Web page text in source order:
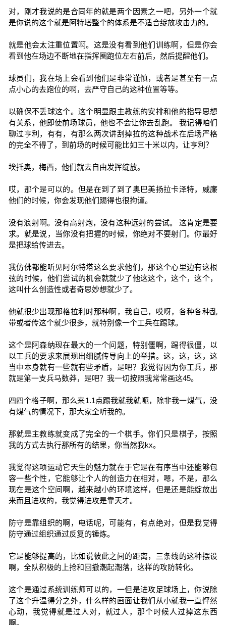
对，刚才我说的是合同年的就是两个因素之一吧，另外一个就
是你说的这个就是阿特塔整个的体系是不适合绽放攻击力的。
就是他会太注重位置啊。这是没有看到他们训练啊，但是你会
看到他在场边不断地在指挥圈跑位左右前后，然后提醒他们。
球员们，我在场上会看到他们是非常谨慎，或者是甚至有一点
点小心的去跑位的啊，去严守自己的这种位置等等。
以确保不丢球这个。这个明显跟主教练的安排和他的指导思想
有关系，他即使前场球员，他也不会让你去乱跑。 我记得咱们
聊过亨利，有有，有那么两次讲刮掉拉的这种战术在后场严格
的完全不得了，到前场的时候可能比如三十米以内，让亨利？
埃托奥，梅西，他们就去自由发挥绽放。
哎，那个是可以的。但是在到了到了奥巴美扬拉卡泽特，威廉
他们的时候，你会发现他们踢得也很拘谨。
没有浪射啊。没有高射炮，没有这种远射的尝试。 这肯定是要
求。就是说，当你没有把握的时候，你绝对不要射门。你最好
是把球给传进去。
我仿佛都能听见阿尔特塔这么要求他们，那这个心里边有这根
弦的时候，他们尝试的机会就就少了他这这个，这个，这个，
这叫什么创造性或者奇思妙想就少了。
他就很少出现那格拉利时那种啊，我自己，哎呀，各种各种乱
带或者传这个就少很多，就特别像一个工兵在踢球。
这个是阿森纳现在最大的一个问题，特别僵啊，踢得很僵，以
以工兵的要求来展现出细腻传导向上的举措。这，这，这，这
当中本身就有一些就有些矛盾，是吧？我觉得因为你工兵，那
就是第一支兵马数莽，是吧？我一切按照我常常画这45。
四四个格子啊，那么来1.1点踢我就我就呃，除非我一煤气，没
有煤气的情况下，那大家全听我的。
那就是主教练就变成了完全的一个棋手。你们只是棋子，按照
我的方式去执行那所有的结果，你当然我kx。
我觉得这项运动它天生的魅力就在于它是在有序当中还能够包
容一些个性，它能够让个人的创造力在相对，嗯，不是，那么
现在是这个空间啊，越来越小的环境这样，但是还是能绽放出
来而且进攻的，我觉得进攻是靠天才。
防守是靠组织的啊，电话呢，可能有，有点绝对，但是我觉得
防守通过组织通过反复的锤炼。
它是能够提高的，比如说彼此之间的距离，三条线的这种摆设
啊，全队积极的上抢和回撤潮起潮落，这样的攻防转化。
这个是通过系统训练师可以的，一但是进攻足球场上，你说除
了这个升温得分之外，什么样的画面让我们从小就我一直怦然
心动，我觉得就是过人对，就过人，那个时候人过掉这东西
啊。